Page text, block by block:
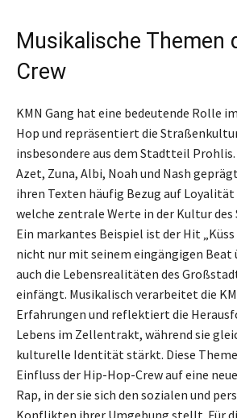
Musikalische Themen
Crew
KMN Gang hat eine bedeutende Rolle
Hop und repräsentiert die
insbesondere aus dem Stadtteil
Azet, Zuna, Albi, Noah und Nash
ihren Texten häufig Bezug auf Loyalität
welche zentrale Werte in der Kultur des
Ein markantes Beispiel ist der Hit „Küss
nicht nur mit seinem eingängigen Beat
auch die Lebensrealitäten des
einfängt. Musikalisch verarbeitet die
Erfahrungen und reflektiert die
Lebens im Zellentrakt, während sie
kulturelle Identität stärkt. Diese
Einfluss der Hip-Hop-Crew auf eine
Rap, in der sie sich den sozialen und
Konflikten ihrer Umgebung stellt. Für